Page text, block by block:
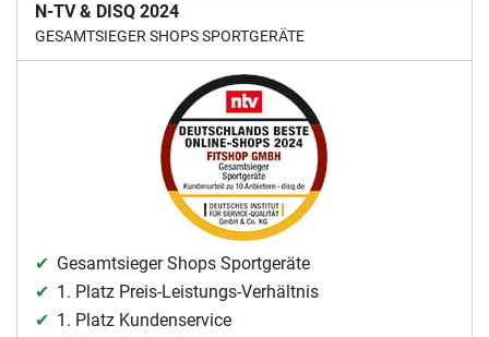
N-TV & DISQ 2024
GESAMTSIEGER SHOPS SPORTGERÄTE
Gesamtsieger Shops Sportgeräte
1. Platz Preis-Leistungs-Verhältnis
1. Platz Kundenservice